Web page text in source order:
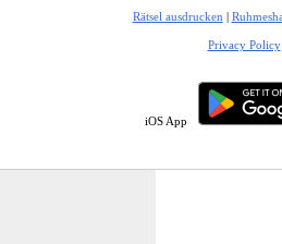
Rätsel ausdrucken |
Privacy Policy
iOS App